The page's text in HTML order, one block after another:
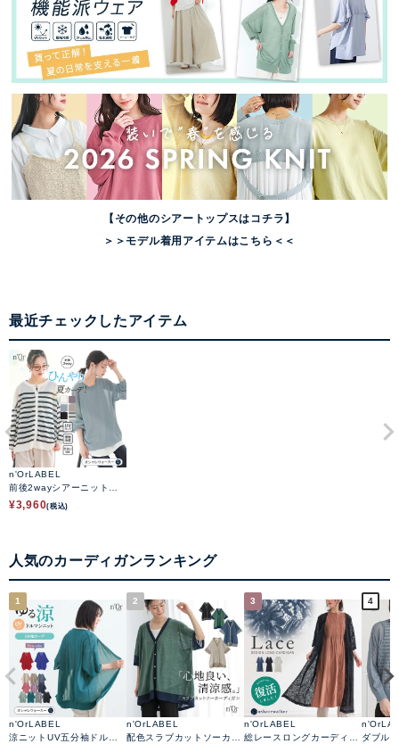
【その他のシアートップスはコチラ】
＞＞モデル着用アイテムはこちら＜＜
最近チェックしたアイテム
n'OrLABEL
前後2wayシアーニットカ
ーディガン
¥3,960(税込)
人気のカーディガンランキング
1
n'OrLABEL
涼ニットUV五分袖ドルマ
2
n'OrLABEL
配色スラブカットソーカー
3
n'OrLABEL
総レースロングカーディガ
4
ダブル